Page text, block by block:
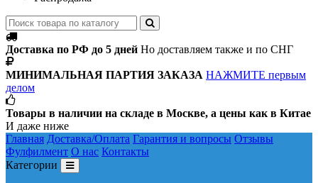
Доставка по РФ до 5 дней Но доставляем также и по СНГ
МИНИМАЛЬНАЯ ПАРТИЯ ЗАКАЗА НАЖМИТЕ первым
делом
Товары в наличии на складе в Москве, а цены как в Китае
И даже ниже
Главная Доставка/Оплата Гарантия и вопросы Отзывы
Фулфилмент О нас Контакты
Категории